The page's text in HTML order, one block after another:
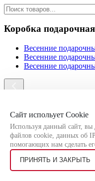
Сайт испольует Cookie
Используя данный сайт, вы
файлов cookie, данных об
помогающих нам сделать
ПРИНЯТЬ И ЗАКРЫТЬ
Коробка
Весенние
Весенние
Весенние
Каталог
Наклейки, бирки,
Атласные ленты